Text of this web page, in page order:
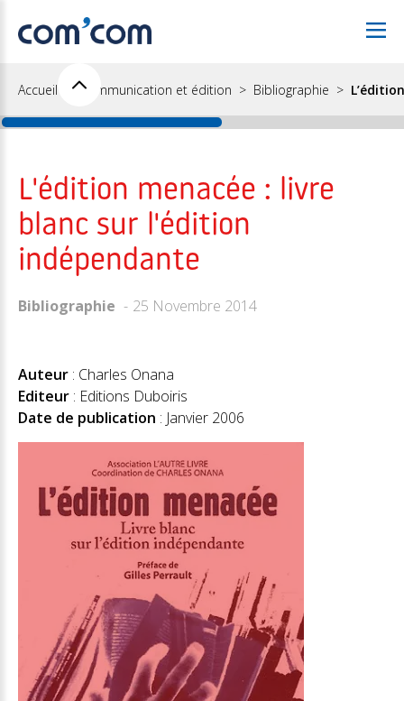
Accueil Communication et édition Bibliographie
L'édition menacée : livre
blanc sur l'édition
indépendante
Bibliographie 25 Novembre 2014
Auteur : Charles Onana
Editeur : Editions Duboiris
Date de publication : Janvier 2006